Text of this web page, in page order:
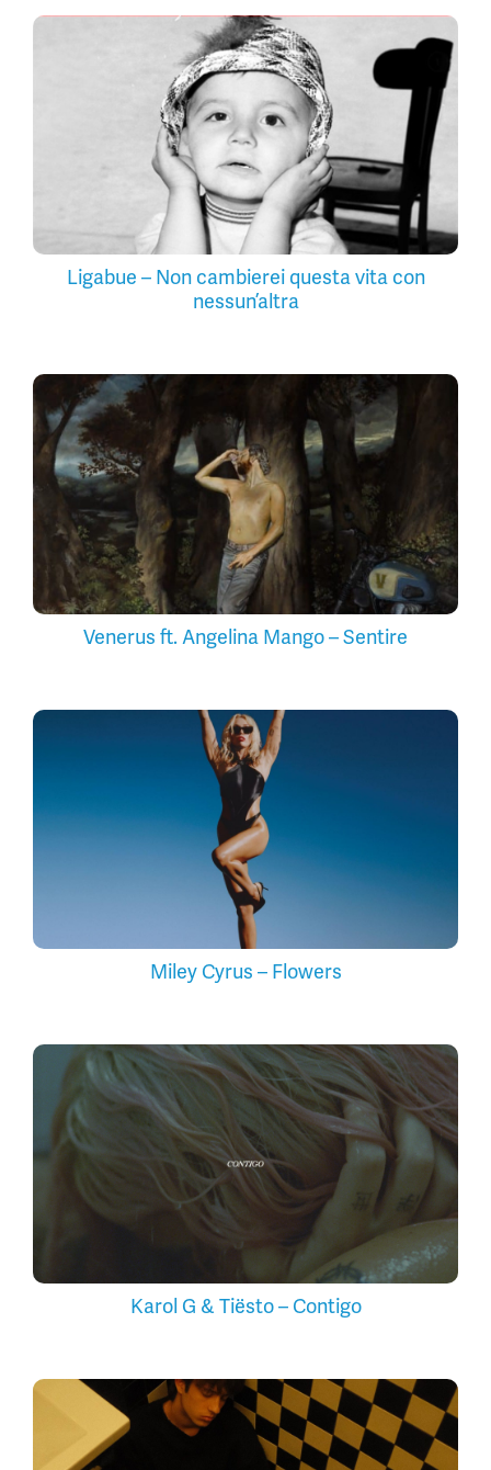
Ligabue – Non cambierei questa vita con
nessun’altra
Venerus ft. Angelina Mango – Sentire
Miley Cyrus – Flowers
Karol G & Tiësto – Contigo